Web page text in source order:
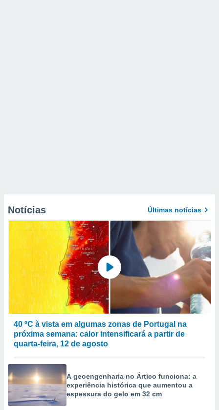
Notícias Últimas notícias
40 ºC à vista em algumas zonas de Portugal na
próxima semana: calor intensificará a partir de
quarta-feira, 12 de agosto
A geoengenharia no Ártico funciona: a
experiência histórica que aumentou a
espessura do gelo em 32 cm